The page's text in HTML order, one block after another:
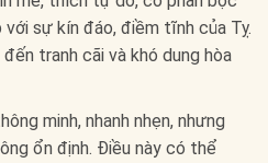
sự kín đáo, điềm tĩnh của Tỵ.
tranh cãi và khó dung hòa
minh, nhanh nhẹn, nhưng
ổn định. Điều này có thể